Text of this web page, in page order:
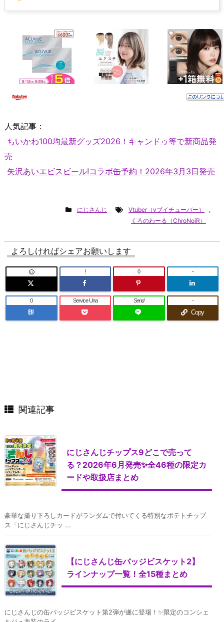
人気記事：
ちいかわ100均最新グッズ2026！キャンドゥ等で新商品発
売
矢沢あいエビスビール!コラボ缶予約！2026年3月3日発売
にじさんじ Vtuber（vブイチューバー）
,
くろのわーる（ChroNoiR）
よろしければシェアお願いします
! 0 -
B!
0 Service Una Send
Copy
-
関連記事
にじさんじチップス9どこで売って
る？2026年6月発売✨全46種の限定カ
ードや取扱店まとめ
豪華な撮り下ろしカードがランダムで付いてくる特別なポテトチップ
ス「にじさんじチッ ...
【にじさんじ缶バッジビスケット2】
ラインナップ一覧！全15種まとめ
にじさんじの缶バッジビスケット第2弾が遂に登場！✨限定のコンシェ